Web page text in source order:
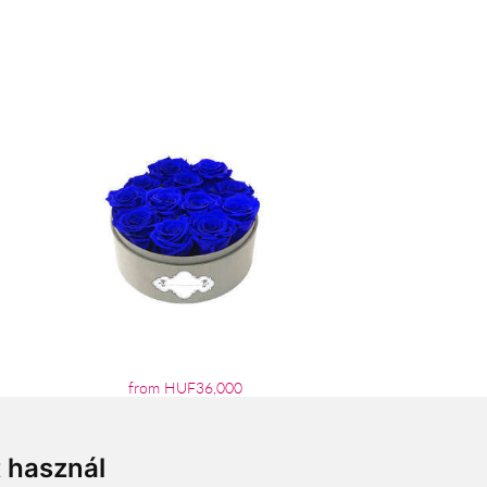
from HUF36,000